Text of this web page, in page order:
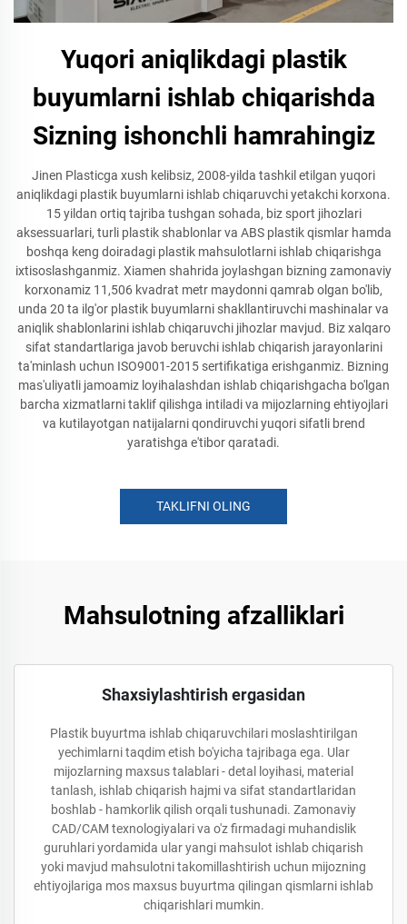
Yuqori aniqlikdagi plastik
buyumlarni ishlab chiqarishda
Sizning ishonchli hamrahingiz
Jinen Plasticga xush kelibsiz, 2008-yilda tashkil etilgan yuqori
aniqlikdagi plastik buyumlarni ishlab chiqaruvchi yetakchi korxona.
15 yildan ortiq tajriba tushgan sohada, biz sport jihozlari
aksessuarlari, turli plastik shablonlar va ABS plastik qismlar hamda
boshqa keng doiradagi plastik mahsulotlarni ishlab chiqarishga
ixtisoslashganmiz. Xiamen shahrida joylashgan bizning zamonaviy
korxonamiz 11,506 kvadrat metr maydonni qamrab olgan bo'lib,
unda 20 ta ilg'or plastik buyumlarni shakllantiruvchi mashinalar va
aniqlik shablonlarini ishlab chiqaruvchi jihozlar mavjud. Biz xalqaro
sifat standartlariga javob beruvchi ishlab chiqarish jarayonlarini
ta'minlash uchun ISO9001-2015 sertifikatiga erishganmiz. Bizning
mas'uliyatli jamoamiz loyihalashdan ishlab chiqarishgacha bo'lgan
barcha xizmatlarni taklif qilishga intiladi va mijozlarning ehtiyojlari
va kutilayotgan natijalarni qondiruvchi yuqori sifatli brend
yaratishga e'tibor qaratadi.
TAKLIFNI OLING
Mahsulotning afzalliklari
Shaxsiylashtirish ergasidan
Plastik buyurtma ishlab chiqaruvchilari moslashtirilgan
yechimlarni taqdim etish bo'yicha tajribaga ega. Ular
mijozlarning maxsus talablari - detal loyihasi, material
tanlash, ishlab chiqarish hajmi va sifat standartlaridan
boshlab - hamkorlik qilish orqali tushunadi. Zamonaviy
CAD/CAM texnologiyalari va o'z firmadagi muhandislik
guruhlari yordamida ular yangi mahsulot ishlab chiqarish
yoki mavjud mahsulotni takomillashtirish uchun mijozning
ehtiyojlariga mos maxsus buyurtma qilingan qismlarni ishlab
chiqarishlari mumkin.